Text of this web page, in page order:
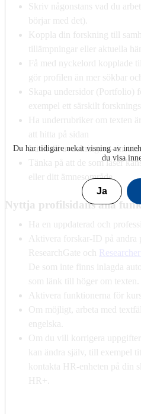
Skriv någonstans vad du
börjar med det).
Koppla din forskning till
tillämpningar eller aktuella
Få med nyckelord kopplade
gör profilen än mer sökbar
Skapa undersidor (Portfolio)
exempel ett särskilt
Ha underrubriker om texten
att hitta på sidan
Länk till avdelningens-
Tänka på att de som läser
eller ditt ämnesområde.
Nyttja profilsidans alla
Ha en uppdaterad och
Aktivera forskar-ID på andra
ResearchGate och
De som inte finns inlagda
som länk till höger om texten.
Aktivera funktionerna för
Om möjligt, arbeta med
engelska.
Om du vill korrigera
kan ändra själv, till exempel
kontakta HR-enheten på din
HR+.
Du har tidigare nekat visning av
du visa
Ja